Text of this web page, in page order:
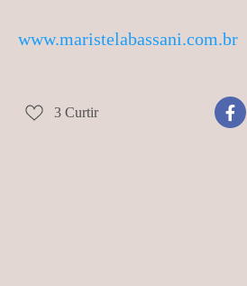
www.maristelabassani.com.br
3 Curtir